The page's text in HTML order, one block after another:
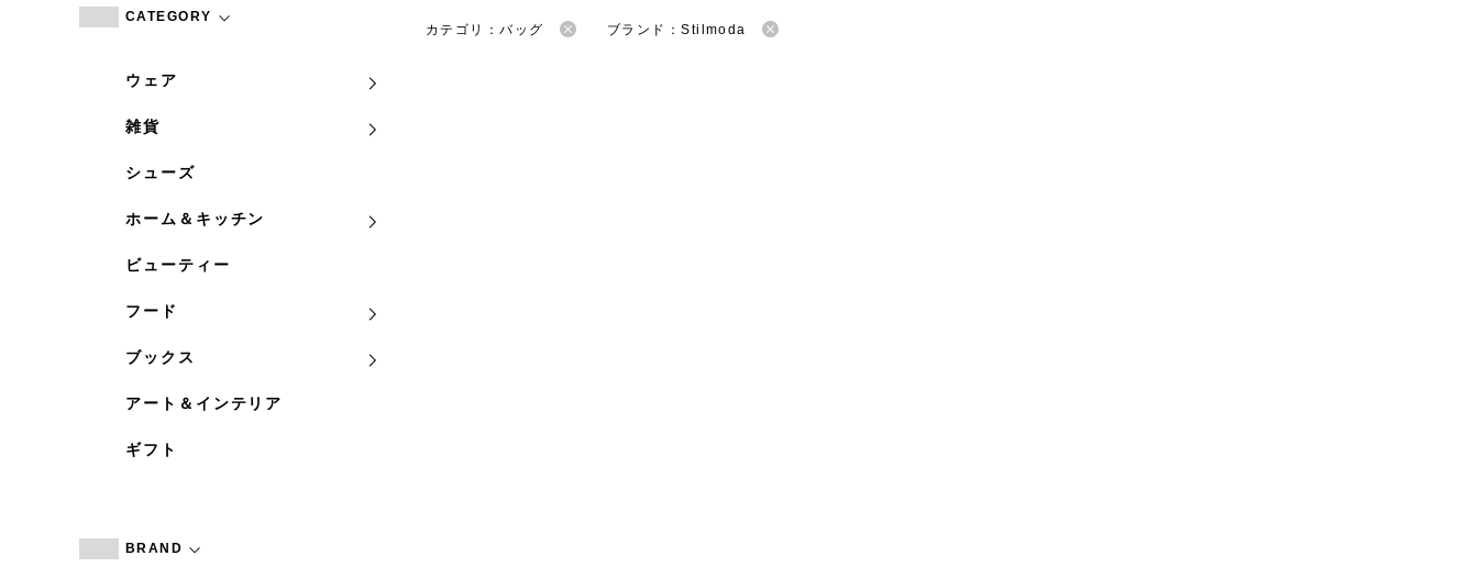
CATEGORY
ウェア
雑貨
シューズ
ホーム＆キッチン
ビューティー
フード
ブックス
アート＆インテリア
ギフト
BRAND
カテゴリ：バッグ ブランド：Stilmoda